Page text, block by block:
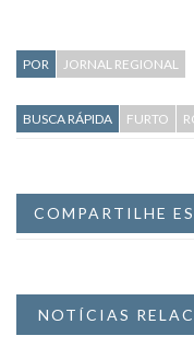
POR JORNAL REGIONAL
BUSCA RÁPIDA FURTO
COMPARTILHE
NOTÍCIAS